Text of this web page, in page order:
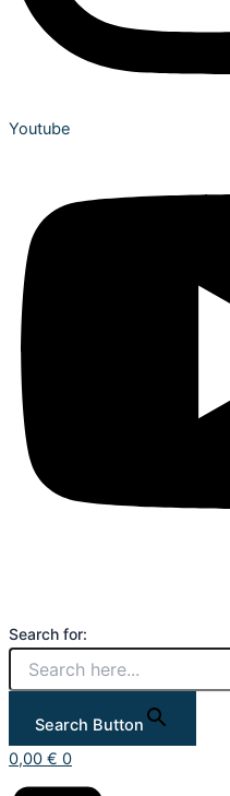
Youtube
Search for:
Search Button
0,00 € 0